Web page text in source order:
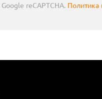
reCAPTCHA. Политика